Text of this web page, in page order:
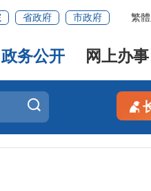
省政府 市政府 繁
政务公开 网上办事